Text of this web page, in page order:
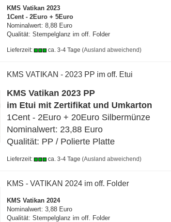
KMS Vatikan 2023
1Cent - 2Euro + 5Euro
Nominalwert: 8,88 Euro
Qualität: Stempelglanz im off. Folder
Lieferzeit: ca. 3-4 Tage (Ausland abweichend)
KMS VATIKAN - 2023 PP im off. Etui
KMS Vatikan 2023 PP
im Etui mit Zertifikat und Umkarton
1Cent - 2Euro + 20Euro Silbermünze
Nominalwert: 23,88 Euro
Qualität: PP / Polierte Platte
Lieferzeit: ca. 3-4 Tage (Ausland abweichend)
KMS - VATIKAN 2024 im off. Folder
KMS Vatikan 2024
Nominalwert: 3,88 Euro
Qualität: Stempelglanz im off. Folder